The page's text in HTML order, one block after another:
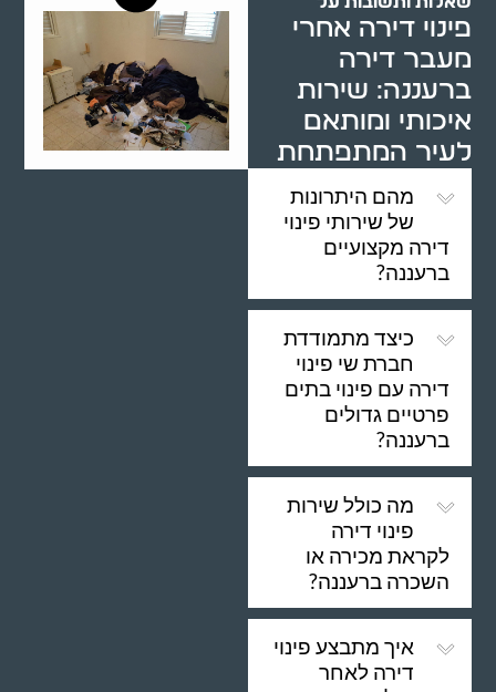
פינוי דירה אחרי
מעבר דירה
ברעננה: שירות
איכותי ומותאם
לעיר המתפתחת
מהם היתרונות
של שירותי פינוי
דירה מקצועיים
ברעננה?
כיצד מתמודדת
חברת שי פינוי
דירה עם פינוי בתים
פרטיים גדולים
ברעננה?
מה כולל שירות
פינוי דירה
לקראת מכירה או
השכרה ברעננה?
איך מתבצע פינוי
דירה לאחר